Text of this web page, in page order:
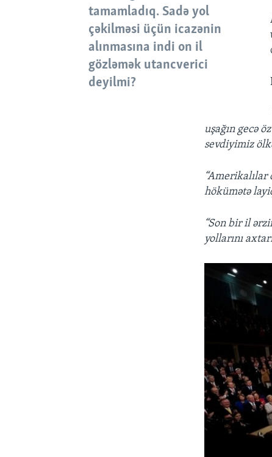
tamamladıq. Sadə yol
çəkilməsi üçün icazənin
alınmasına indi on il
gözləmək utancverici
deyilmi?
uşağın gecə
sevdiyimiz
“Amerikalılar
hökümətə
“Son bir il
yollarını